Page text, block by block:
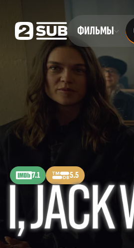
ФИЛЬМЫ
7.1 5.5